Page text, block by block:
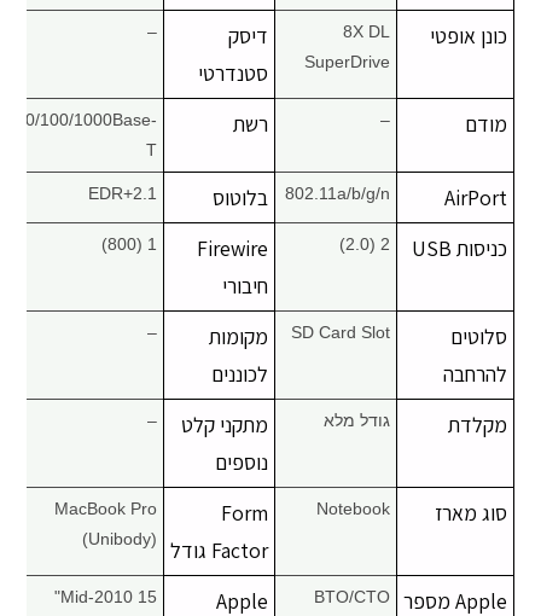
כונן אופטי
8X DL
SuperDrive
דיסק
סטנדרטי
–
מודם – רשת
10/100/1000Base-
T
AirPort
802.11a/b/g/n בלוטוס 2.1+EDR
כניסות USB 2 (2.0)
Firewire
חיבורי
1 (800)
סלוטים
להרחבה
SD Card Slot
מקומות
לכוננים
–
מקלדת גודל מלא
מתקני קלט
נוספים
–
סוג מארז Notebook
Form
Factor גודל
MacBook Pro
(Unibody)
Apple מספר
BTO/CTO
Apple
Mid-2010 15"